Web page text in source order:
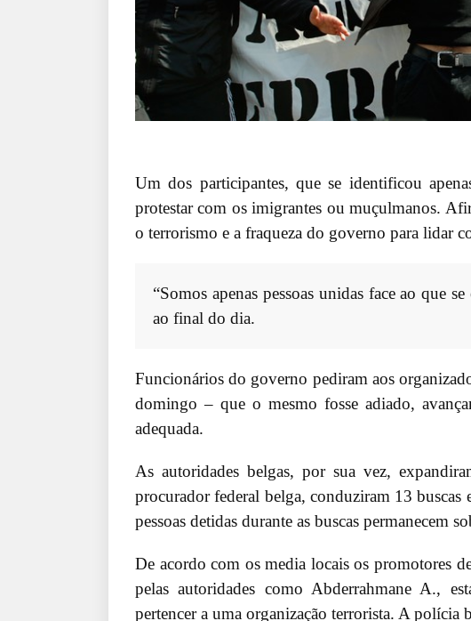
Um dos participantes, que se identificou
protestar com os imigrantes ou muçulmanos.
o terrorismo e a fraqueza do governo para lidar
“Somos apenas pessoas unidas face ao que
ao final do dia.
Funcionários do governo pediram aos
domingo – que o mesmo fosse adiado,
adequada.
As autoridades belgas, por sua vez,
procurador federal belga, conduziram 13
pessoas detidas durante as buscas permanecem
De acordo com os media locais os promotores
pelas autoridades como Abderrahmane A.,
pertencer a uma organização terrorista. A polícia